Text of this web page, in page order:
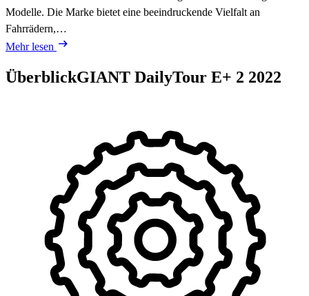
Modelle. Die Marke bietet eine beeindruckende Vielfalt an
Fahrrädern,…
Mehr lesen
ÜberblickGIANT DailyTour E+ 2 2022